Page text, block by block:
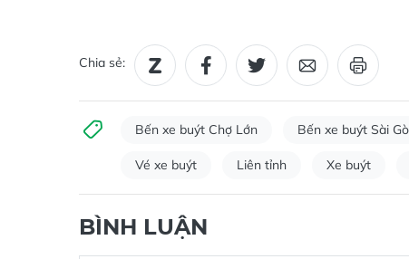
Chia sẻ:
Bến xe buýt Chợ Lớn Bến xe buýt Sài Gòn
Vé xe buýt Liên tỉnh Xe buýt
BÌNH LUẬN